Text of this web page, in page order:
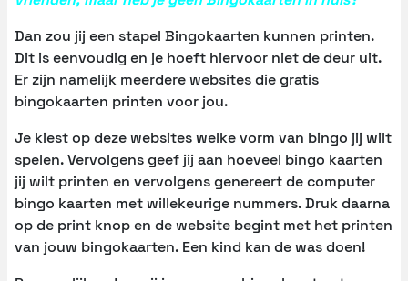
Dan zou jij een stapel Bingokaarten kunnen printen.
Dit is eenvoudig en je hoeft hiervoor niet de deur uit.
Er zijn namelijk meerdere websites die gratis
bingokaarten printen voor jou.
Je kiest op deze websites welke vorm van bingo jij wilt
spelen. Vervolgens geef jij aan hoeveel bingo kaarten
jij wilt printen en vervolgens genereert de computer
bingo kaarten met willekeurige nummers. Druk daarna
op de print knop en de website begint met het printen
van jouw bingokaarten. Een kind kan de was doen!